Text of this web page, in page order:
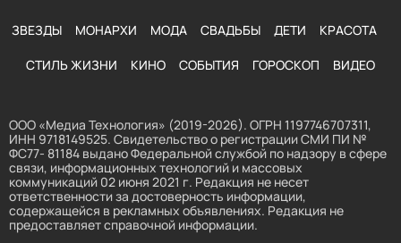
ЗВЕЗДЫ МОНАРХИ МОДА СВАДЬБЫ ДЕТИ КРАСОТА
СТИЛЬ ЖИЗНИ КИНО СОБЫТИЯ ГОРОСКОП ВИДЕО
ООО «Медиа Технология» (2019-2026). ОГРН 1197746707311,
ИНН 9718149525. Свидетельство о регистрации СМИ ПИ №
ФС77- 81184 выдано Федеральной службой по надзору в сфере
связи, информационных технологий и массовых
коммуникаций 02 июня 2021 г. Редакция не несет
ответственности за достоверность информации,
содержащейся в рекламных объявлениях. Редакция не
предоставляет справочной информации.